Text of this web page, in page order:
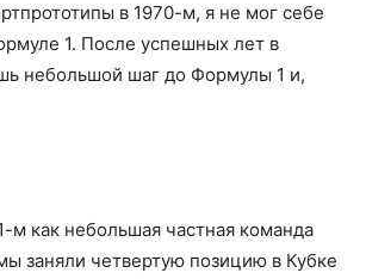
в 1970-м, я не мог себе
1. После успешных лет в
небольшой шаг до Формулы 1 и,
м как небольшая частная команда
заняли четвертую позицию в Кубке